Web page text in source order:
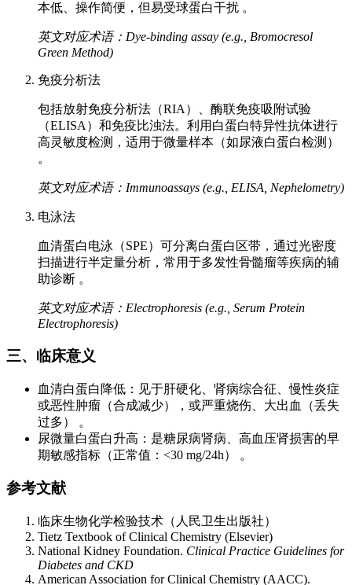
本低、操作简便，但易受球蛋白干扰 。
英文对应术语：Dye-binding assay (e.g., Bromocresol
Green Method)
免疫分析法
包括放射免疫分析法（RIA）、酶联免疫吸附试验
（ELISA）和免疫比浊法。利用白蛋白特异性抗体进行
高灵敏度检测，适用于微量样本（如尿液白蛋白检测）
。
英文对应术语：Immunoassays (e.g., ELISA, Nephelometry)
电泳法
血清蛋白电泳（SPE）可分离白蛋白区带，通过光密度
扫描进行半定量分析，常用于多发性骨髓瘤等疾病的辅
助诊断 。
英文对应术语：Electrophoresis (e.g., Serum Protein
Electrophoresis)
三、临床意义
血清白蛋白降低：见于肝硬化、肾病综合征、慢性炎症
或恶性肿瘤（合成减少），或严重烧伤、大出血（丢失
过多） 。
尿微量白蛋白升高：是糖尿病肾病、高血压肾损害的早
期敏感指标（正常值：<30 mg/24h） 。
参考文献
临床生物化学检验技术（人民卫生出版社）
Tietz Textbook of Clinical Chemistry (Elsevier)
National Kidney Foundation. Clinical Practice Guidelines for
Diabetes and CKD
American Association for Clinical Chemistry (AACC).